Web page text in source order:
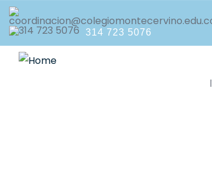
314 723 5076